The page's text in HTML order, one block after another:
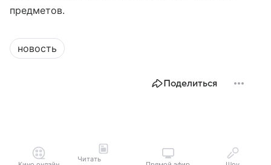
предметов.
новость
Поделиться
Читать